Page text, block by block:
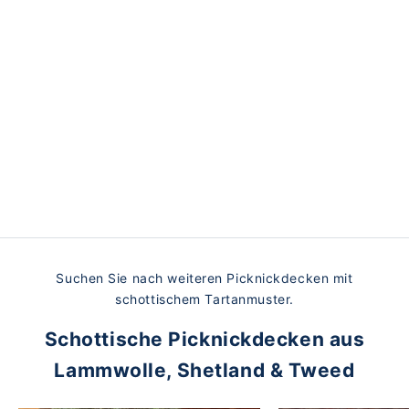
Suchen Sie nach weiteren Picknickdecken mit
schottischem Tartanmuster.
Schottische Picknickdecken aus
Lammwolle, Shetland & Tweed